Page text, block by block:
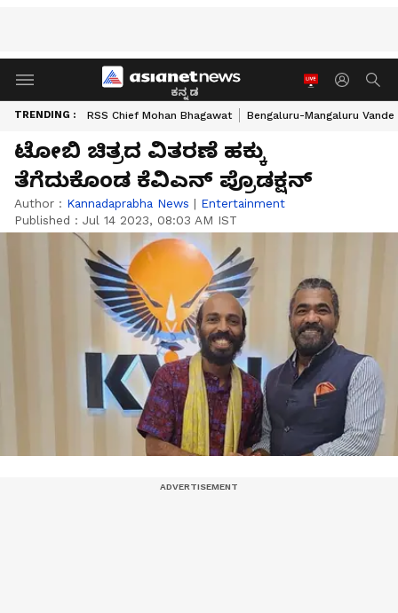
ಕನ್ನಡ
TRENDING : RSS Chief Mohan Bhagawat Bengaluru-Mangaluru
ಟೋಬಿ ಚಿತ್ರದ ವಿತರಣೆ ಹಕ್ಕು
ತೆಗೆದುಕೊಂಡ ಕೆವಿಎನ್‌ ಪ್ರೊಡಕ್ಷನ್
Author : Kannadaprabha News | Entertainment
Published : Jul 14 2023, 08:03 AM IST